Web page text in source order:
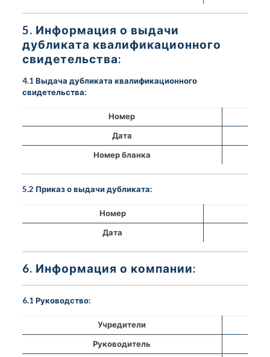
5. Информация о выдачи
дубликата квалификационного
свидетельства:
4.1 Выдача дубликата квалификационного
свидетельства:
Номер
Дата
Номер бланка
5.2 Приказ о выдачи дубликата:
Номер
Дата
6. Информация о компании:
6.1 Руководство:
Учредители
Руководитель